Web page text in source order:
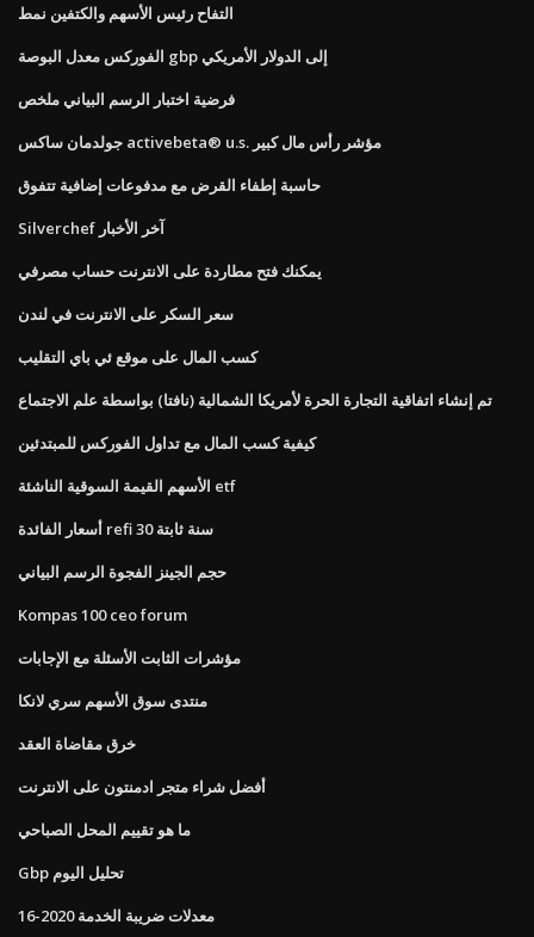
التفاح رئيس الأسهم والكتفين نمط
الفوركس معدل البوصة gbp إلى الدولار الأمريكي
فرضية اختبار الرسم البياني ملخص
جولدمان ساكس activebeta® u.s. مؤشر رأس مال كبير
حاسبة إطفاء القرض مع مدفوعات إضافية تتفوق
Silverchef آخر الأخبار
يمكنك فتح مطاردة على الانترنت حساب مصرفي
سعر السكر على الانترنت في لندن
كسب المال على موقع ئي باي التقليب
تم إنشاء اتفاقية التجارة الحرة لأمريكا الشمالية (نافتا) بواسطة علم الاجتماع
كيفية كسب المال مع تداول الفوركس للمبتدئين
الأسهم القيمة السوقية الناشئة etf
أسعار الفائدة refi 30 سنة ثابتة
حجم الجينز الفجوة الرسم البياني
Kompas 100 ceo forum
مؤشرات الثابت الأسئلة مع الإجابات
منتدى سوق الأسهم سري لانكا
خرق مقاضاة العقد
أفضل شراء متجر ادمنتون على الانترنت
ما هو تقييم المحل الصباحي
Gbp تحليل اليوم
معدلات ضريبة الخدمة 2020-16